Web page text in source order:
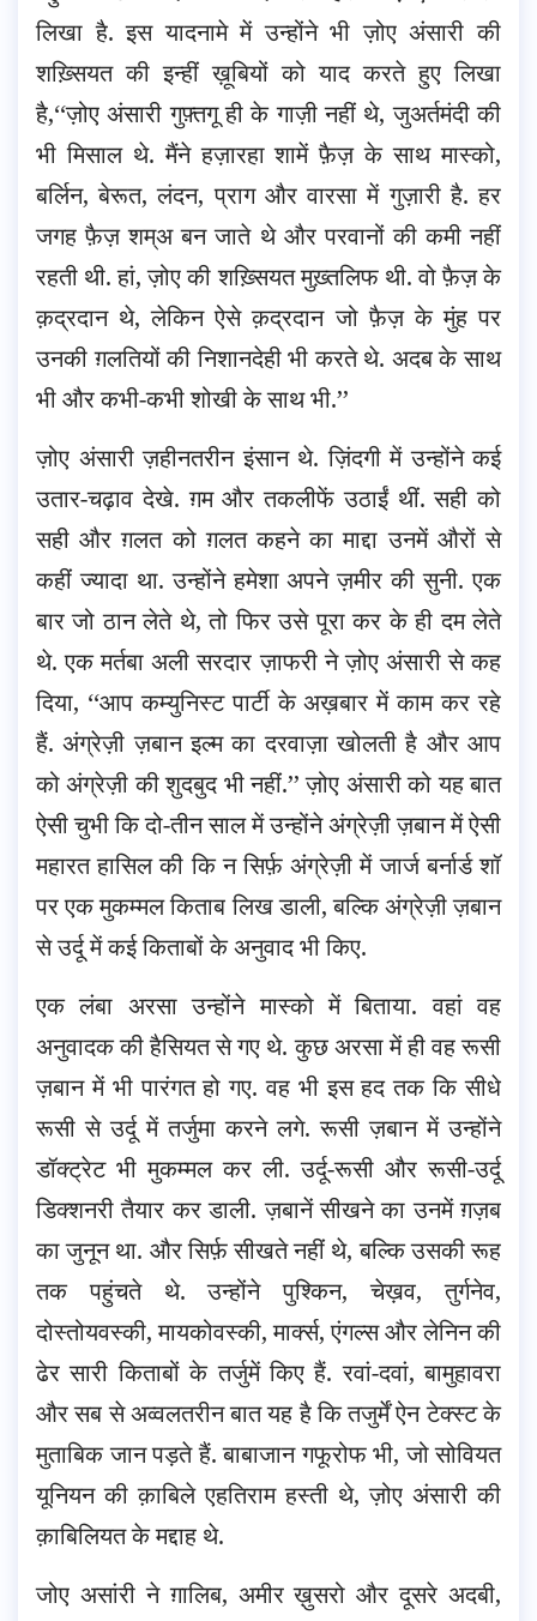
लिखा है. इस यादनामे में उन्होंने भी ज़ोए अंसारी की
शख़्सियत की इन्हीं ख़ूबियों को याद करते हुए लिखा
है,‘‘ज़ोए अंसारी गुफ़्तगू ही के गाज़ी नहीं थे, जुअर्तमंदी की
भी मिसाल थे. मैंने हज़ारहा शामें फ़ैज़ के साथ मास्को,
बर्लिन, बेरूत, लंदन, प्राग और वारसा में गुज़ारी है. हर
जगह फ़ैज़ शम्अ बन जाते थे और परवानों की कमी नहीं
रहती थी. हां, ज़ोए की शख़्सियत मुख़्तलिफ थी. वो फ़ैज़ के
क़द्रदान थे, लेकिन ऐसे क़द्रदान जो फ़ैज़ के मुंह पर
उनकी ग़लतियों की निशानदेही भी करते थे. अदब के साथ
भी और कभी-कभी शोखी के साथ भी.’’
ज़ोए अंसारी ज़हीनतरीन इंसान थे. ज़िंदगी में उन्होंने कई
उतार-चढ़ाव देखे. ग़म और तकलीफें उठाईं थीं. सही को
सही और ग़लत को ग़लत कहने का माद्दा उनमें औरों से
कहीं ज्यादा था. उन्होंने हमेशा अपने ज़मीर की सुनी. एक
बार जो ठान लेते थे, तो फिर उसे पूरा कर के ही दम लेते
थे. एक मर्तबा अली सरदार ज़ाफरी ने ज़ोए अंसारी से कह
दिया, ‘‘आप कम्युनिस्ट पार्टी के अख़बार में काम कर रहे
हैं. अंग्रेज़ी ज़बान इल्म का दरवाज़ा खोलती है और आप
को अंग्रेज़ी की शुदबुद भी नहीं.’’ ज़ोए अंसारी को यह बात
ऐसी चुभी कि दो-तीन साल में उन्होंने अंग्रेज़ी ज़बान में ऐसी
महारत हासिल की कि न सिर्फ़ अंग्रेज़ी में जार्ज बर्नार्ड शॉ
पर एक मुकम्मल किताब लिख डाली, बल्कि अंग्रेज़ी ज़बान
से उर्दू में कई किताबों के अनुवाद भी किए.
एक लंबा अरसा उन्होंने मास्को में बिताया. वहां वह
अनुवादक की हैसियत से गए थे. कुछ अरसा में ही वह रूसी
ज़बान में भी पारंगत हो गए. वह भी इस हद तक कि सीधे
रूसी से उर्दू में तर्जुमा करने लगे. रूसी ज़बान में उन्होंने
डॉक्ट्रेट भी मुकम्मल कर ली. उर्दू-रूसी और रूसी-उर्दू
डिक्शनरी तैयार कर डाली. ज़बानें सीखने का उनमें ग़ज़ब
का जुनून था. और सिर्फ़ सीखते नहीं थे, बल्कि उसकी रूह
तक पहुंचते थे. उन्होंने पुश्किन, चेख़व, तुर्गनेव,
दोस्तोयवस्की, मायकोवस्की, मार्क्स, एंगल्स और लेनिन की
ढेर सारी किताबों के तर्जुमें किए हैं. रवां-दवां, बामुहावरा
और सब से अव्वलतरीन बात यह है कि तजुर्में ऐन टेक्स्ट के
मुताबिक जान पड़ते हैं. बाबाजान गफूरोफ भी, जो सोवियत
यूनियन की क़ाबिले एहतिराम हस्ती थे, ज़ोए अंसारी की
क़ाबिलियत के मद्दाह थे.
जोए असांरी ने ग़ालिब, अमीर ख़ुसरो और दूसरे अदबी,